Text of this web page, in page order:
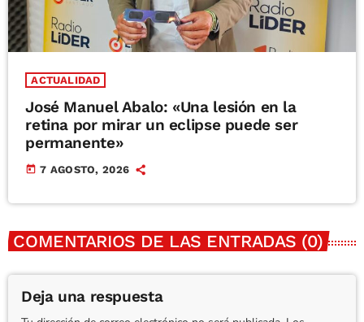
ACTUALIDAD
José Manuel Abalo: «Una lesión en la
retina por mirar un eclipse puede ser
permanente»
today 7 AGOSTO, 2026
COMENTARIOS DE LAS ENTRADAS (0)
Deja una respuesta